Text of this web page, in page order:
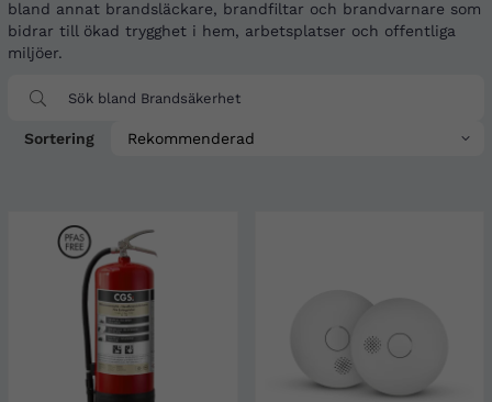
bland annat brandsläckare, brandfiltar och brandvarnare som
bidrar till ökad trygghet i hem, arbetsplatser och offentliga
miljöer.
Sortering